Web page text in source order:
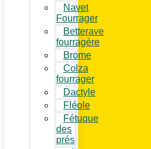
Navet
Fourrager
Betterave
fourragère
Brome
Colza
fourrager
Dactyle
Fléole
Fétuque
des
prés